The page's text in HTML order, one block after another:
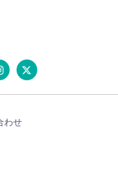
わせ